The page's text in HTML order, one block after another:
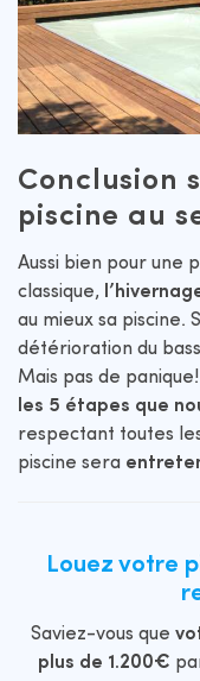
Conclusion
piscine au
Aussi bien pour une
classique,
au mieux sa piscine.
détérioration du
Mais pas de
les 5 étapes que
respectant toutes
piscine sera
Louez votre
Saviez-vous que
plus de 1.200€